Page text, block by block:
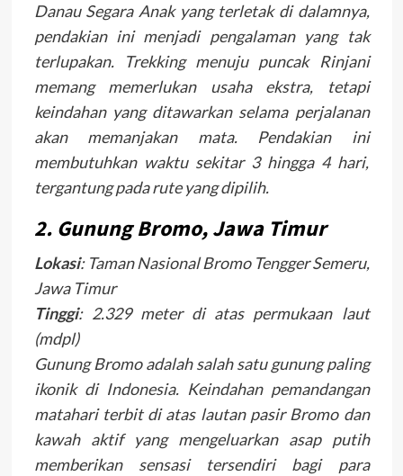
Danau Segara Anak yang terletak di dalamnya,
pendakian ini menjadi pengalaman yang tak
terlupakan. Trekking menuju puncak Rinjani
memang memerlukan usaha ekstra, tetapi
keindahan yang ditawarkan selama perjalanan
akan memanjakan mata. Pendakian ini
membutuhkan waktu sekitar 3 hingga 4 hari,
tergantung pada rute yang dipilih.
2. Gunung Bromo, Jawa Timur
Lokasi: Taman Nasional Bromo Tengger Semeru,
Jawa Timur
Tinggi: 2.329 meter di atas permukaan laut
(mdpl)
Gunung Bromo adalah salah satu gunung paling
ikonik di Indonesia. Keindahan pemandangan
matahari terbit di atas lautan pasir Bromo dan
kawah aktif yang mengeluarkan asap putih
memberikan sensasi tersendiri bagi para